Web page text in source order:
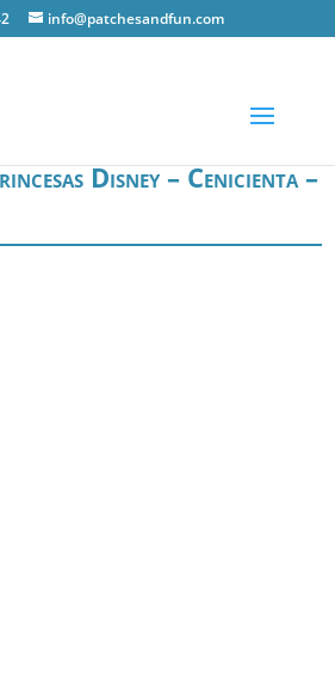
info@patchesandfun.com
Disney – Cenicienta –